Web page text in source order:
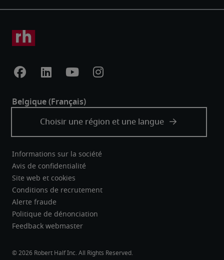
Informations sur la société
Avis de confidentialité
Site web et cookies
Conditions de recrutement
Alerte fraude
Politique de dénonciation
Feedback webmaster